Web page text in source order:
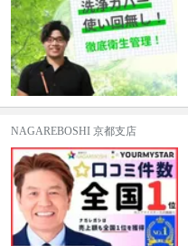
NAGAREBOSHI 京都支店